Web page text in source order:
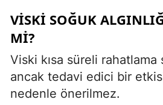
VISKI SOĞUK
MI?
Viski kısa süreli rahatlama
ancak tedavi edici bir
nedenle önerilmez.